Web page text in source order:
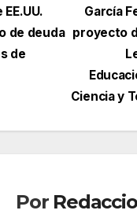
García
proyecto
Ciencia y
de deuda
de
Por